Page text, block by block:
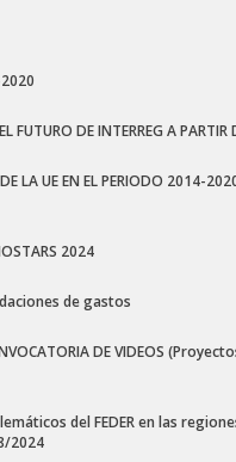
2020
FUTURO DE INTERREG A PARTIR
DE LA UE EN EL PERIODO 2014-
2024
de gastos
DE VIDEOS
del FEDER en las
2024